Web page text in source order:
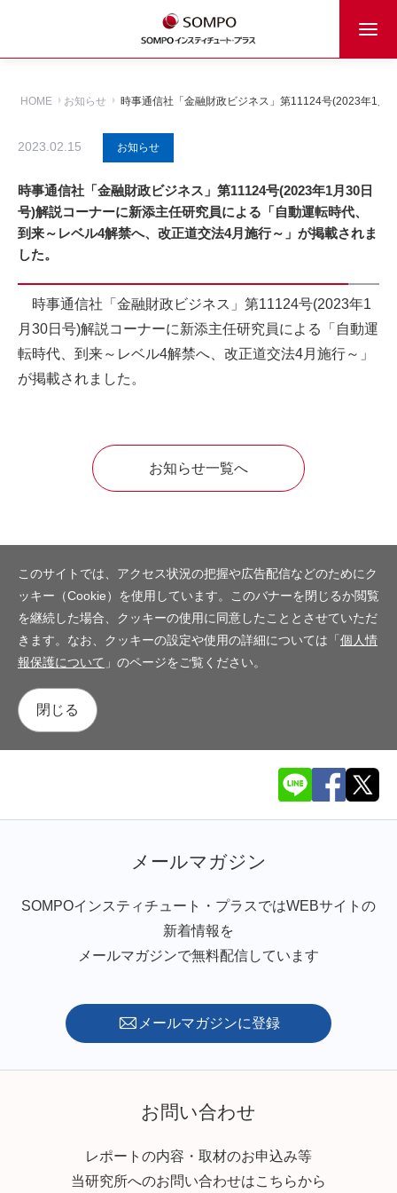
HOME お知らせ 時事通信社「金融財政ビジネス」第11124号(2023年1月
2023.02.15 お知らせ
時事通信社「金融財政ビジネス」第11124号(2023年1月30日
号)解説コーナーに新添主任研究員による「自動運転時代、
到来～レベル4解禁へ、改正道交法4月施行～」が掲載されま
した。
時事通信社「金融財政ビジネス」第11124号(2023年1
月30日号)解説コーナーに新添主任研究員による「自動運
転時代、到来～レベル4解禁へ、改正道交法4月施行～」
が掲載されました。
お知らせ一覧へ
このサイトでは、アクセス状況の把握や広告配信などのためにク
ッキー（Cookie）を使用しています。このバナーを閉じるか閲覧
を継続した場合、クッキーの使用に同意したこととさせていただ
きます。なお、クッキーの設定や使用の詳細については「個人情
報保護について 」のページをご覧ください。
閉じる
メールマガジン
SOMPOインスティチュート・プラスではWEBサイトの
新着情報を
メールマガジンで無料配信しています
メールマガジンに登録
お問い合わせ
レポートの内容・取材のお申込み等
当研究所へのお問い合わせはこちらから